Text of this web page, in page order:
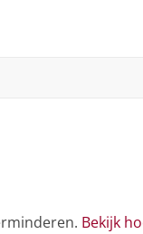
Bekijk